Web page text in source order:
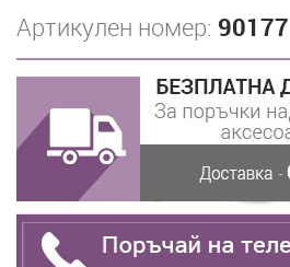
Артикулен номер: 90177